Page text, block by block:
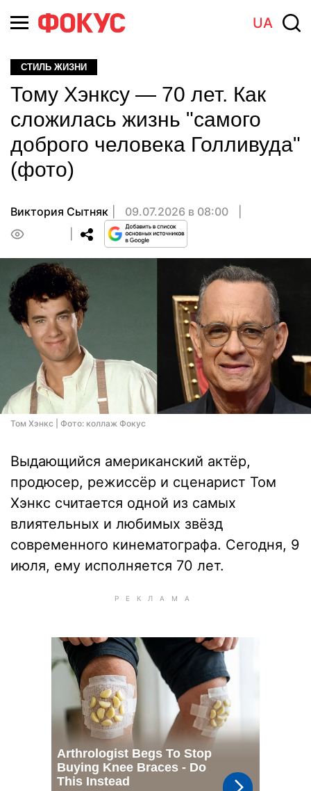
UA
СТИЛЬ ЖИЗНИ
Тому Хэнксу — 70 лет. Как
сложилась жизнь "самого
доброго человека Голливуда"
(фото)
Виктория Сытняк
09.07.2026 в 08:00
Том Хэнкс | Фото: коллаж Фокус
Выдающийся американский актёр,
продюсер, режиссёр и сценарист Том
Хэнкс считается одной из самых
влиятельных и любимых звёзд
современного кинематографа. Сегодня, 9
июля, ему исполняется 70 лет.